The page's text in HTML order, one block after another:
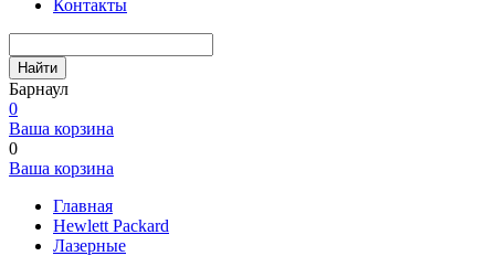
Контакты
Найти
Барнаул
0
Ваша корзина
0
Ваша корзина
Главная
Hewlett Packard
Лазерные